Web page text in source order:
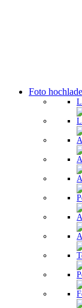
Foto